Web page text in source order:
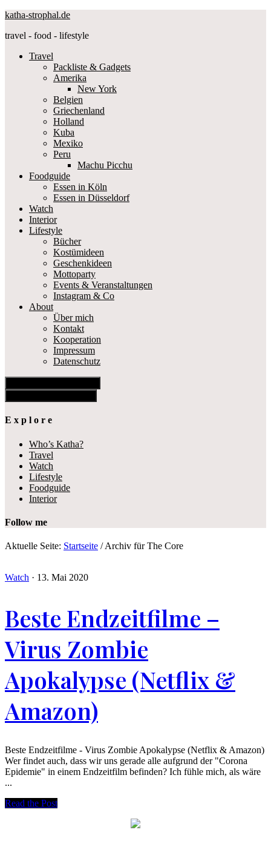
katha-strophal.de
travel - food - lifestyle
Travel
Packliste & Gadgets
Amerika
New York
Belgien
Griechenland
Holland
Kuba
Mexiko
Peru
Machu Picchu
Foodguide
Essen in Köln
Essen in Düsseldorf
Watch
Interior
Lifestyle
Bücher
Kostümideen
Geschenkideen
Mottoparty
Events & Veranstaltungen
Instagram & Co
About
Über mich
Kontakt
Kooperation
Impressum
Datenschutz
E x p l o r e
Who’s Katha?
Travel
Watch
Lifestyle
Foodguide
Interior
Follow me
Aktuelle Seite: Startseite /Archiv für The Core
Watch · 13. Mai 2020
Beste Endzeitfilme –
Virus Zombie
Apokalypse (Netflix &
Amazon)
Beste Endzeitfilme - Virus Zombie Apokalypse (Netflix & Amazon)
Wer findet auch, dass wir uns gerade alle aufgrund der "Corona
Epidemie" in einem Endzeitfilm befinden? Ich fühle mich, als wäre
...
Read the Post